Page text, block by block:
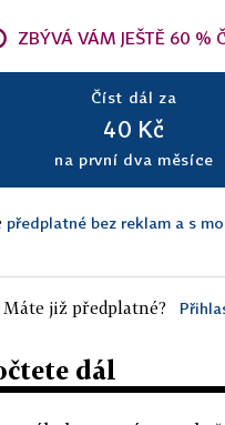
ZBÝVÁ VÁM JEŠTĚ 60 %
Číst dál za
40 Kč
na první dva měsíce
předplatné bez reklam a s
Máte již předplatné?
dál